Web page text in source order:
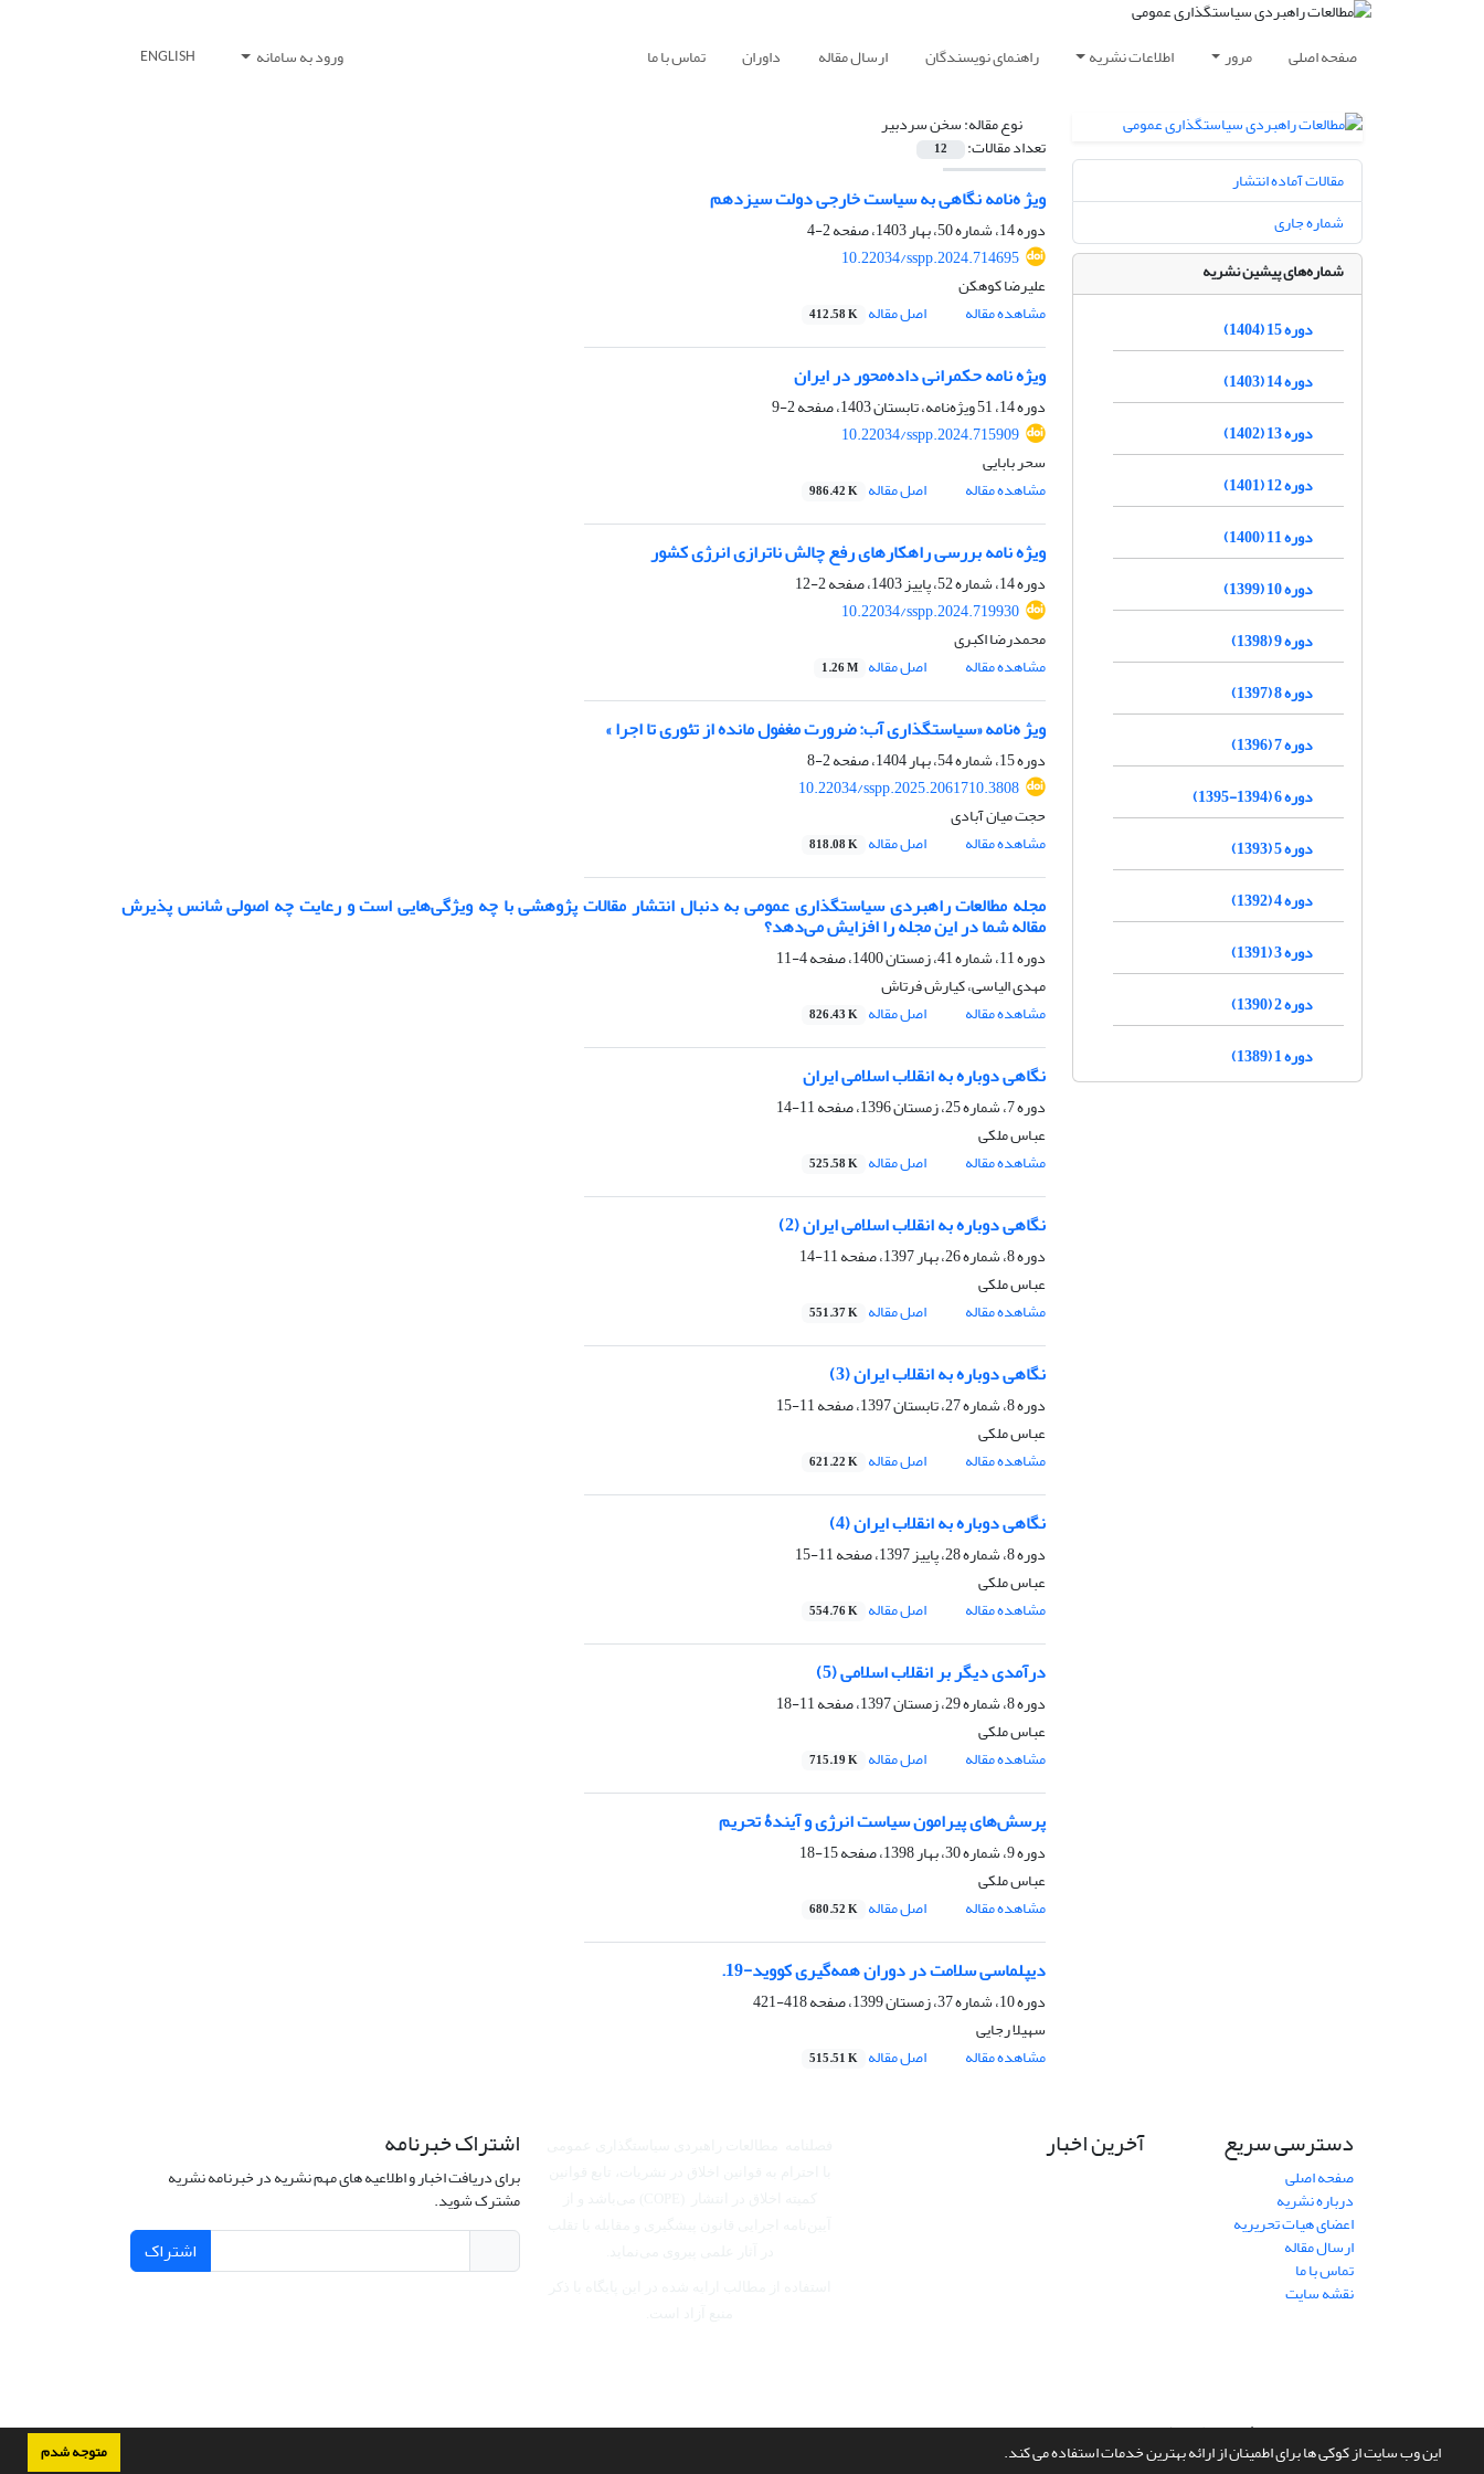
این وب سایت از کوکی ها برای اطمینان از ارائه بهترین خدمات استفاده می کند. متوجه شدم
صفحه اصلی مرور اطلاعات نشریه راهنمای نویسندگان ارسال مقاله داوران تماس با ما ورود به سامانه ENGLISH
نوع مقاله:سخن سردبیر
تعداد مقالات: 12
ویژ ه‌نامه نگاهی به سیاست خارجی دولت سیزدهم
دوره 14، شماره 50، بهار 1403، صفحه
2-4
10.22034/sspp.2024.714695
علیرضا کوهکن
مشاهده مقاله
اصل مقاله 412.58 K
ویژه نامه حکمرانی داده‌محور در ایران
دوره 14، 51 ویژه‌نامه، تابستان 1403، صفحه
2-9
10.22034/sspp.2024.715909
سحر بابایی
مشاهده مقاله
اصل مقاله 986.42 K
ویژه نامه بررسی راهکارهای رفع چالش ناترازی انرژی کشور
دوره 14، شماره 52، پاییز 1403، صفحه
2-12
10.22034/sspp.2024.719930
محمدرضا اکبری
مشاهده مقاله
اصل مقاله 1.26 M
ویژ ه‌نامه «سیاستگذاری آب: ضرورت مغفول مانده از تئوری تا اجرا »
دوره 15، شماره 54، بهار 1404، صفحه
2-8
10.22034/sspp.2025.2061710.3808
حجت میان آبادی
مشاهده مقاله
اصل مقاله 818.08 K
مجله مطالعات راهبردی سیاستگذاری عمومی به دنبال انتشار مقالات پژوهشی با چه ویژگی‌هایی است و رعایت چه اصولی شانس پذیرش
مقاله شما در این مجله را افزایش می‌دهد؟
دوره 11، شماره 41، زمستان 1400، صفحه
4-11
مهدی الیاسی، کیارش فرتاش
مشاهده مقاله
اصل مقاله 826.43 K
نگاهی دوباره به انقلاب اسلامی ایران
دوره 7، شماره 25، زمستان 1396، صفحه
11-14
عباس ملکی
مشاهده مقاله
اصل مقاله 525.58 K
نگاهی دوباره به انقلاب اسلامی ایران (2)
دوره 8، شماره 26، بهار 1397، صفحه
11-14
عباس ملکی
مشاهده مقاله
اصل مقاله 551.37 K
نگاهی دوباره به انقلاب ایران (3)
دوره 8، شماره 27، تابستان 1397، صفحه
11-15
عباس ملکی
مشاهده مقاله
اصل مقاله 621.22 K
نگاهی دوباره به انقلاب ایران (4)
دوره 8، شماره 28، پاییز 1397، صفحه
11-15
عباس ملکی
مشاهده مقاله
اصل مقاله 554.76 K
درآمدی دیگر بر انقلاب اسلامی (5)
دوره 8، شماره 29، زمستان 1397، صفحه
11-18
عباس ملکی
مشاهده مقاله
اصل مقاله 715.19 K
پرسش‌های پیرامون سیاست انرژی و آیندۀ تحریم
دوره 9، شماره 30، بهار 1398، صفحه
15-18
عباس ملکی
مشاهده مقاله
اصل مقاله 680.52 K
دیپلماسی سلامت در دوران همه‌گیری کووید-19.
دوره 10، شماره 37، زمستان 1399، صفحه
418-421
سهیلا رجایی
مشاهده مقاله
اصل مقاله 515.51 K
مقالات آماده انتشار
شماره جاری
شماره‌های پیشین نشریه
دوره 15 (1404)
دوره 14 (1403)
دوره 13 (1402)
دوره 12 (1401)
دوره 11 (1400)
دوره 10 (1399)
دوره 9 (1398)
دوره 8 (1397)
دوره 7 (1396)
دوره 6 (1394-1395)
دوره 5 (1393)
دوره 4 (1392)
دوره 3 (1391)
دوره 2 (1390)
دوره 1 (1389)
دسترسی سریع
صفحه اصلی
درباره نشریه
اعضای هیات تحریریه
ارسال مقاله
تماس با ما
نقشه سایت
آخرین اخبار اشتراک خبرنامه
برای دریافت اخبار و اطلاعیه های مهم نشریه در خبرنامه نشریه
مشترک شوید.
اشتراک
سامانه مدیریت نشریات علمی.طراحی و پیاده سازی ازسیناوب